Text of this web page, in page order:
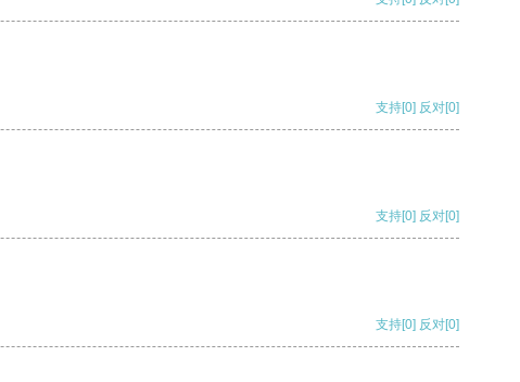
支持[0] 反对[0]
支持[0] 反对[0]
支持[0] 反对[0]